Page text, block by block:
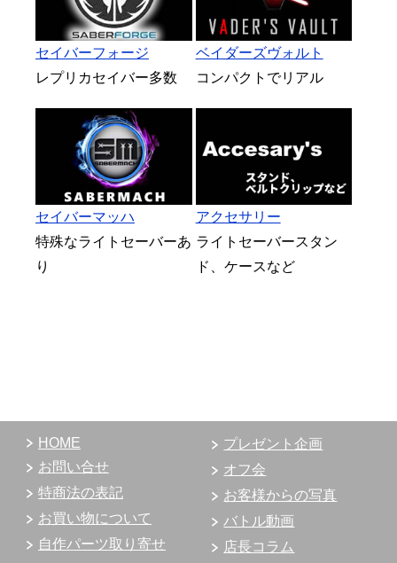
セイバーフォージ
レプリカセイバー多数
ベイダーズヴォルト
コンパクトでリアル
セイバーマッハ
特殊なライトセーバーあ
り
アクセサリー
ライトセーバースタン
ド、ケースなど
HOME
お問い合せ
特商法の表記
お買い物について
自作パーツ取り寄せ
プレゼント企画
オフ会
お客様からの写真
バトル動画
店長コラム